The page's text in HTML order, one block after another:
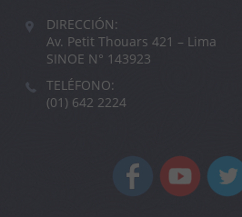
DIRECCIÓN:
Av. Petit Thouars 421 – Lima
SINOE N° 143923
TELÉFONO:
(01) 642 2224